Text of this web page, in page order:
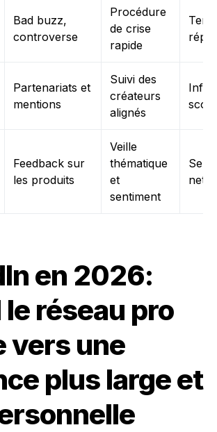
Bad buzz,
controverse
Procédure
de crise
rapide
Partenariats et
mentions
Suivi des
créateurs
alignés
Feedback sur
les produits
Veille
thématique
et
sentiment
net
en 2026:
réseau pro
vers une
plus large et